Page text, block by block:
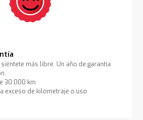
más libre. Un año de garantía
30.000 km
exceso de kilometraje o uso